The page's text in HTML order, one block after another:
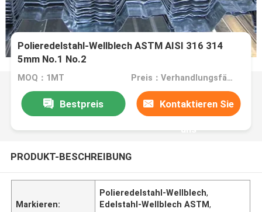
Polieredelstahl-Wellblech ASTM AISI 316 314
5mm No.1 No.2
MOQ：1MT Preis：Verhandlungsfähig
Bestpreis Kontaktieren Sie
uns
PRODUKT-BESCHREIBUNG
Markieren:
Polieredelstahl-Wellblech,
Edelstahl-Wellblech ASTM,